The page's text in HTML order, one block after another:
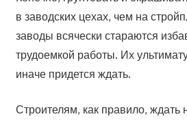
в заводских цехах, чем на
заводы всячески стараются
трудоемкой работы. Их
иначе придется ждать.
Строителям, как правило, ждать